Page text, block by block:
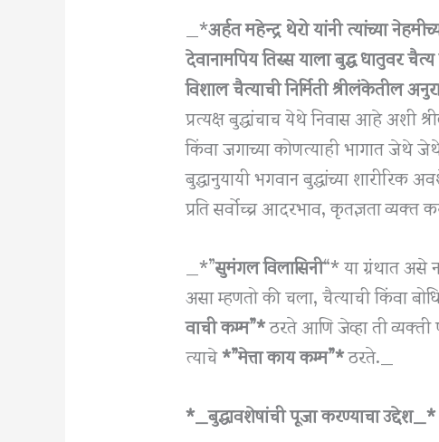
_*अर्हत महेन्द्र थेरो यांनी त्यांच्या
देवानामपिय तिस्स याला बुद्ध धातुवर
विशाल चैत्याची निर्मिती श्रीलंकेतील
प्रत्यक्ष बुद्धांचाच येथे निवास आहे
किंवा जगाच्या कोणत्याही भागात जेथे
बुद्धानुयायी भगवान बुद्धांच्या शारीरिक
प्रति सर्वोच्च आदरभाव, कृतज्ञता व्यक्त
_*”सुमंगल विलासिनी“* या ग्रंथात
असा म्हणतो की चला, चैत्याची किंवा
वाची कम्म”*ठरते आणि जेव्हा ती व्यक्ती
त्याचे*”मेत्ता काय कम्म”*ठरते._
*_बुद्धावशेषांची पूजा करण्याचा उद्देश_*